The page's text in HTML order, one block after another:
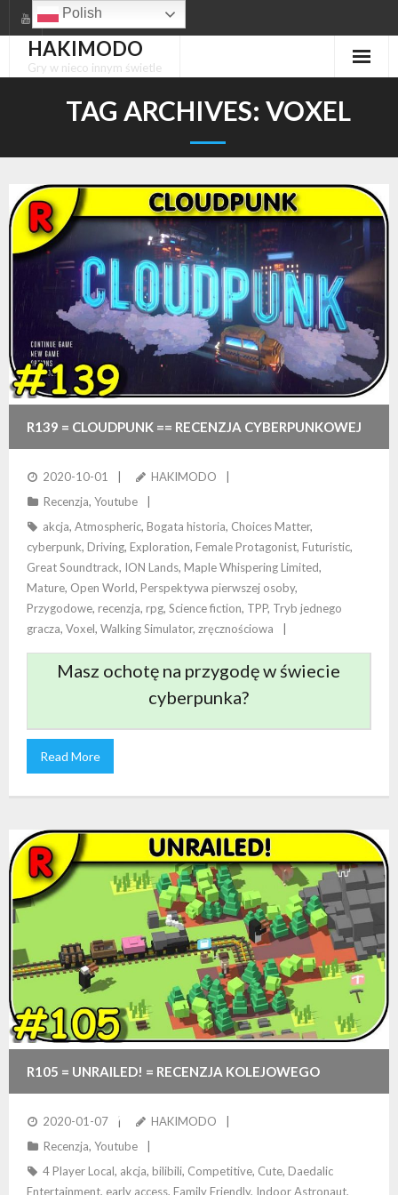
to
contentHAKIMODO
Gry w nieco innym świetle
TAG ARCHIVES: VOXEL
R139 = CLOUDPUNK == RECENZJA CYBERPUNKOWEJ
HISTORII MIASTA CHMUR
2020-10-01
HAKIMODO
Recenzja, Youtube
akcja, Atmospheric, Bogata historia, Choices Matter,
cyberpunk, Driving, Exploration, Female Protagonist, Futuristic,
Great Soundtrack, ION Lands, Maple Whispering Limited,
Mature, Open World, Perspektywa pierwszej osoby,
Przygodowe, recenzja, rpg, Science fiction, TPP, Tryb jednego
gracza, Voxel, Walking Simulator, zręcznościowa
Masz ochotę na przygodę w świecie
cyberpunka?
Read More
R105 = UNRAILED! = RECENZJA KOLEJOWEGO
MULTIPLAYERA…
2020-01-07
HAKIMODO
Recenzja, Youtube
4 Player Local, akcja, bilibili, Competitive, Cute, Daedalic
Entertainment, early access, Family Friendly, Indoor Astronaut,
Polish